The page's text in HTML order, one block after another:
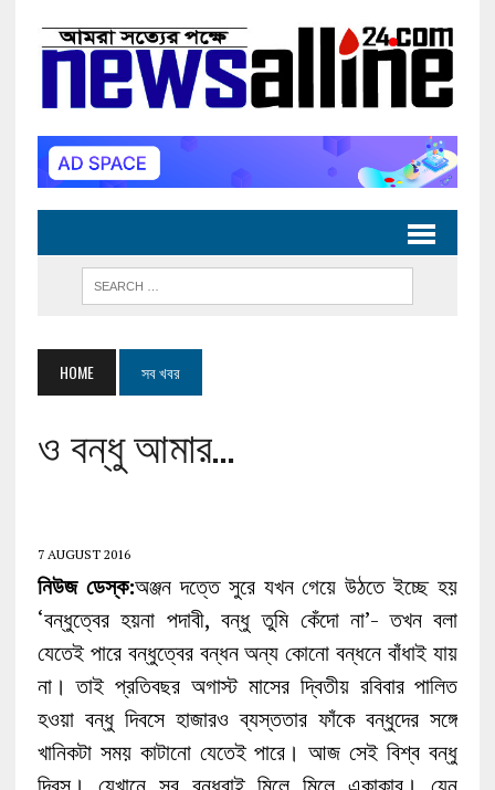
HOME সব খবর
ও বন্ধু আমার…
7 AUGUST 2016
নিউজ ডেস্ক:অঞ্জন দত্তে সুরে যখন গেয়ে উঠতে ইচ্ছে হয়
‘বন্ধুত্বের হয়না পদাবী, বন্ধু তুমি কেঁদো না’- তখন বলা
যেতেই পারে বন্ধুত্বের বন্ধন অন্য কোনো বন্ধনে বাঁধাই যায়
না। তাই প্রতিবছর অগাস্ট মাসের দ্বিতীয় রবিবার পালিত
হওয়া বন্ধু দিবসে হাজারও ব্যস্ততার ফাঁকে বন্ধুদের সঙ্গে
খানিকটা সময় কাটানো যেতেই পারে। আজ সেই বিশ্ব বন্ধু